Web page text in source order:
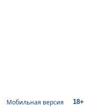
Мобильная версия 18+